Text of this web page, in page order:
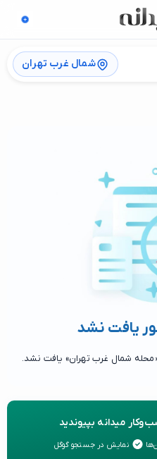
شمال غرب تهران
یافت نشد
«محله شمال غرب تهران» یافت نشد.
میدانه بپیوندید
نمایش در جستجو گوگل